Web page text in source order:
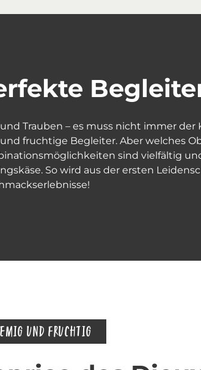
und Trauben – es muss nicht immer
und fruchtige Begleiter. Aber welches
sind vielfältig
So wird aus der ersten
UND FRUCHTIG